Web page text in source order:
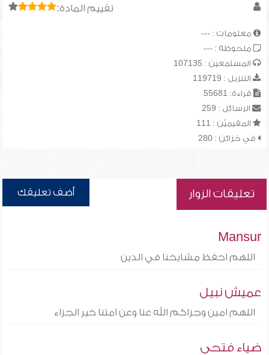
تقييم المادة:
معلومات : ---
ملحوظة : ---
المستمعين : 107135
التنزيل : 119719
قراءة: 55681
الرسائل : 259
المقيميّن : 111
في خزائن : 280
تعليقات الزوار أضف تعليقك
Mansur
اللهم احفظ مشايخنا في الدين
عميش نبيل
اللهم امين وجزاكم الله عنا وعن امتنا خير الجزاء
ضياء فتحى